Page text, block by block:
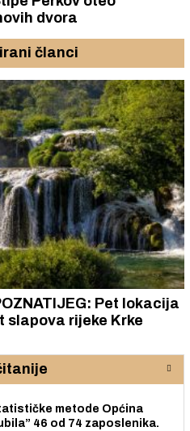
dvora
članci
Pet lokacija
rijeke Krke
metode Općina
46 od 74 zaposlenika.